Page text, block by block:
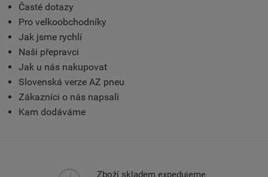
Časté dotazy
Pro velkoobchodníky
Jak jsme rychlí
Naši přepravci
Jak u nás nakupovat
Slovenská verze AZ pneu
Zákazníci o nás napsali
Kam dodáváme
Zboží skladem expedujeme